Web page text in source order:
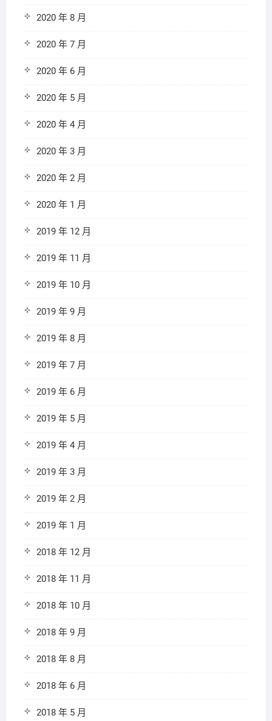
2020 年 8 月
2020 年 7 月
2020 年 6 月
2020 年 5 月
2020 年 4 月
2020 年 3 月
2020 年 2 月
2020 年 1 月
2019 年 12 月
2019 年 11 月
2019 年 10 月
2019 年 9 月
2019 年 8 月
2019 年 7 月
2019 年 6 月
2019 年 5 月
2019 年 4 月
2019 年 3 月
2019 年 2 月
2019 年 1 月
2018 年 12 月
2018 年 11 月
2018 年 10 月
2018 年 9 月
2018 年 8 月
2018 年 6 月
2018 年 5 月